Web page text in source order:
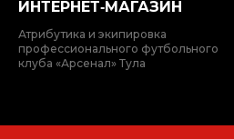
ИНТЕРНЕТ‑МАГАЗИН
Атрибутика и экипировка
профессионального футбольного
клуба «Арсенал» Тула